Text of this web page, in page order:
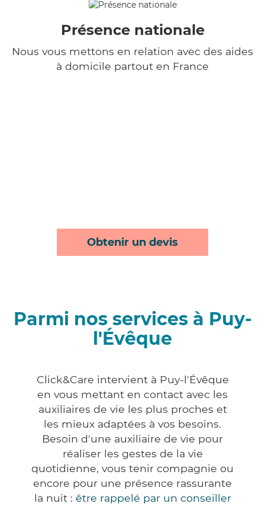
Présence nationale
Nous vous mettons en relation avec des aides
à domicile partout en France
Obtenir un devis
Parmi nos services à Puy-
l'Évêque
Click&Care intervient à Puy-l'Évêque
en vous mettant en contact avec les
auxiliaires de vie les plus proches et
les mieux adaptées à vos besoins.
Besoin d'une auxiliaire de vie pour
réaliser les gestes de la vie
quotidienne, vous tenir compagnie ou
encore pour une présence rassurante
la nuit : être rappelé par un conseiller